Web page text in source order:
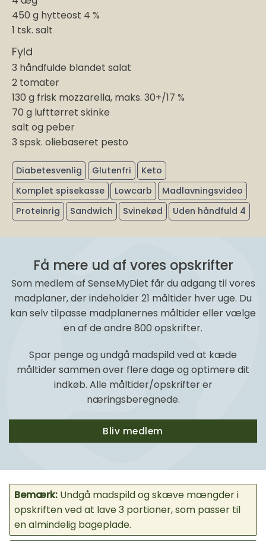
450 g hytteost 4 %
1 tsk. salt
Fyld
3 håndfulde blandet salat
2 tomater
130 g frisk mozzarella, maks. 30+/17 %
70 g lufttørret skinke
salt og peber
3 spsk. oliebaseret pesto
Diabetesvenlig Glutenfri
Keto
Komplet spisekasse
Lowcarb
Madlavningsvideo
Proteinrig
Sandwich Svinekød Uden håndfuld 4
Få mere ud af vores opskrifter
Som medlem af SenseMyDiet får du adgang til vores
madplaner, der indeholder 21 måltider hver uge. Du
kan selv tilpasse madplanernes måltider eller vælge
en af de andre 800 opskrifter.
Spar penge og undgå madspild ved at kæde
måltider sammen over flere dage og optimere dit
indkøb. Alle måltider/opskrifter er
næringsberegnede.
Bliv medlem
Bemærk: Undgå madspild og skæve mængder i
opskriften ved at lave 3 portioner, som passer til
en almindelig bageplade.